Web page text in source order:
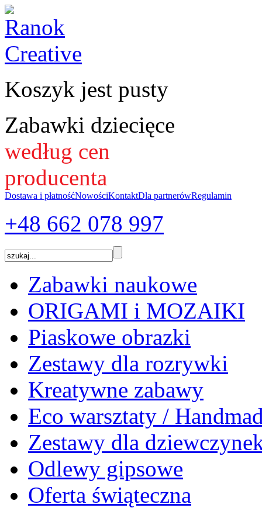
Koszyk jest pusty
Zabawki dziecięce
według cen
producenta
Dostawa i płatnośćNowościKontaktDla partnerówRegulamin
+48 662 078 997
Zabawki naukowe
ORIGAMI i MOZAIKI
Piaskowe obrazki
Zestawy dla rozrywki
Kreatywne zabawy
Eco warsztaty /
Zestawy dla
Odlewy gipsowe
Oferta świąteczna